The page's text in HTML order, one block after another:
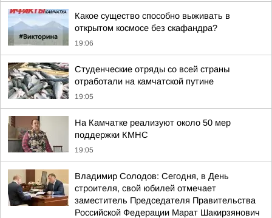
Какое существо способно выживать в
открытом космосе без скафандра?
19:06
Студенческие отряды со всей страны
отработали на камчатской путине
19:05
На Камчатке реализуют около 50 мер
поддержки КМНС
19:05
Владимир Солодов: Сегодня, в День
строителя, свой юбилей отмечает
заместитель Председателя Правительства
Российской Федерации Марат Шакирзянович